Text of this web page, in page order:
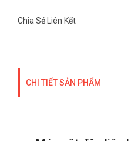
Chia Sẻ Liên Kết
CHI TIẾT SẢN PHẨM